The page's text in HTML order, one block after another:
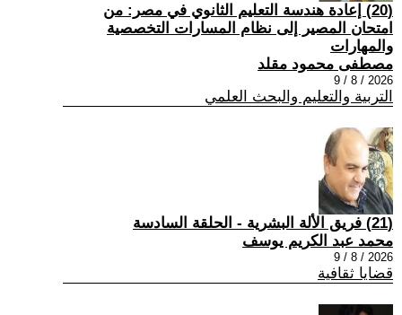
(20) إعادة هندسة التعليم الثانوي في مصر: من
امتحان المصير إلى نظام المسارات التخصصية
والمهارات
مصطفى محمود مقلد
2026 / 8 / 9
التربية والتعليم والبحث العلمي
(21) فريق الألة البشرية - الحلقة السادسة
محمد عبد الكريم يوسف
2026 / 8 / 9
قضايا ثقافية